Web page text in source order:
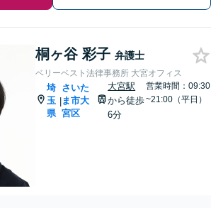
桐ヶ谷 彩子 弁護士
ベリーベスト法律事務所 大宮オフィス
埼
玉
県
|
さいた
ま市大
宮区
大宮駅
から徒歩
6分
営業時間：09:30
~21:00（平日）